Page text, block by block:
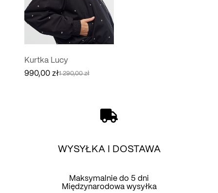
Kurtka Lucy
1 290,00zł
Pierwotna
990,00 złAktualna
WYSYŁKA I DOSTAWA
Maksymalnie do 5 dni
Międzynarodowa wysyłka